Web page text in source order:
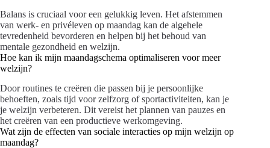
Balans is cruciaal voor een gelukkig leven. Het afstemmen
van werk- en privéleven op maandag kan de algehele
tevredenheid bevorderen en helpen bij het behoud van
mentale gezondheid en welzijn.
Hoe kan ik mijn maandagschema optimaliseren voor meer
welzijn?
Door routines te creëren die passen bij je persoonlijke
behoeften, zoals tijd voor zelfzorg of sportactiviteiten, kan je
je welzijn verbeteren. Dit vereist het plannen van pauzes en
het creëren van een productieve werkomgeving.
Wat zijn de effecten van sociale interacties op mijn welzijn op
maandag?